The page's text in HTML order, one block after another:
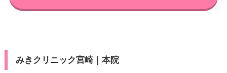
みきクリニック宮崎｜本院